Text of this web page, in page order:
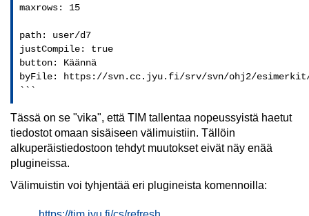
maxrows: 15
path: user/d7
justCompile: true
button: Käännä
byFile: https://svn.cc.jyu.fi/srv/svn/ohj2/esimerkit/
```
Tässä on se "vika", että TIM tallentaa nopeussyistä haetut
tiedostot omaan sisäiseen välimuistiin. Tällöin
alkuperäistiedostoon tehdyt muutokset eivät näy enää
plugineissa.
Välimuistin voi tyhjentää eri plugineista komennoilla: